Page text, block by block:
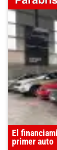
El
primer auto